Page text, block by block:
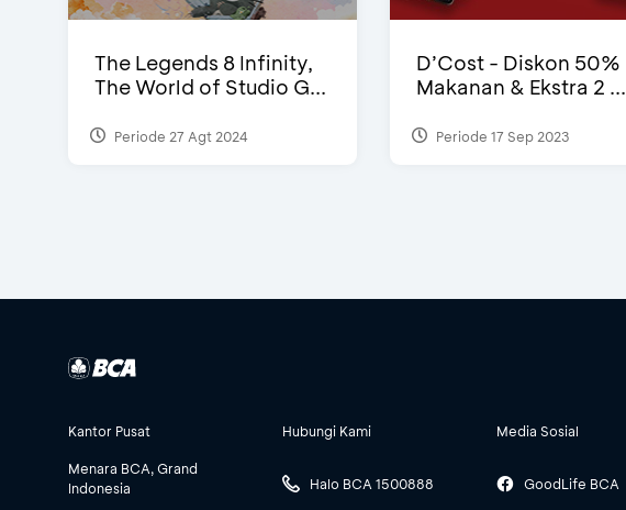
The Legends 8 Infinity,
The World of Studio G...
Periode 27 Agt 2024
D’Cost - Diskon 50%
Makanan & Ekstra 2 ...
Periode 17 Sep 2023
Kantor Pusat
Menara BCA, Grand
Indonesia
Hubungi Kami
Halo BCA 1500888
Media Sosial
GoodLife BCA